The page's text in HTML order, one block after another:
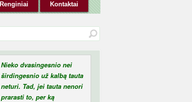
Renginiai Kontaktai
Nieko dvasingesnio nei
širdingesnio už kalbą tauta
neturi. Tad, jei tauta nenori
prarasti to, per ką